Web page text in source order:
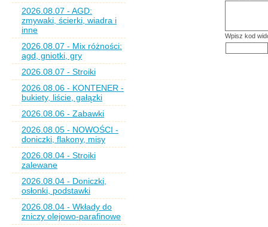
2026.08.07 - AGD:
zmywaki, ścierki, wiadra i
inne
2026.08.07 - Mix różności:
agd, gniotki, gry
2026.08.07 - Stroiki
2026.08.06 - KONTENER -
bukiety, liście, gałązki
2026.08.06 - Zabawki
2026.08.05 - NOWOŚCI -
doniczki, flakony, misy
2026.08.04 - Stroiki
zalewane
2026.08.04 - Doniczki,
osłonki, podstawki
2026.08.04 - Wkłady do
zniczy olejowo-parafinowe
Wpisz kod